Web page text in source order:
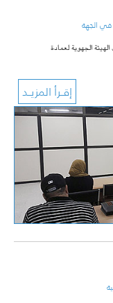
في الجهة
الجهوية لعمادة